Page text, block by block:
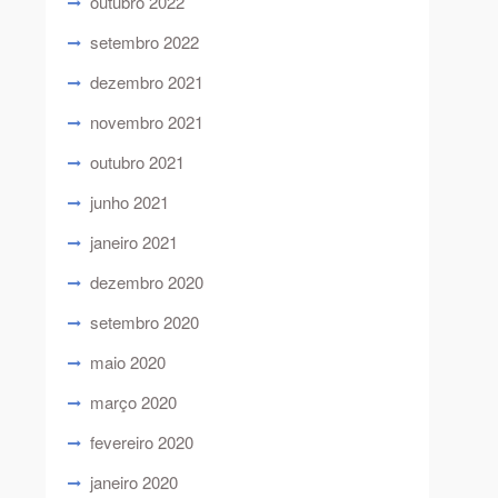
setembro 2022
dezembro 2021
novembro 2021
outubro 2021
junho 2021
janeiro 2021
dezembro 2020
setembro 2020
maio 2020
março 2020
fevereiro 2020
janeiro 2020